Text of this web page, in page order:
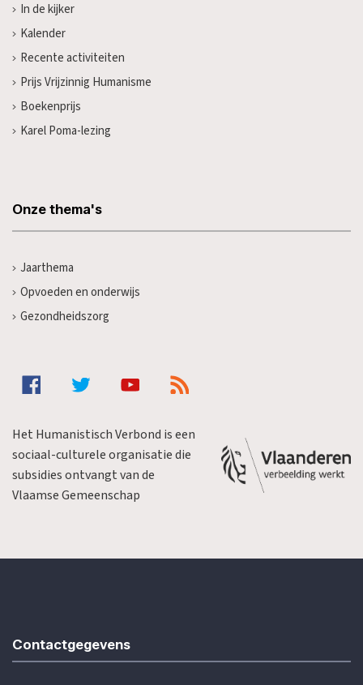
In de kijker
Kalender
Recente activiteiten
Prijs Vrijzinnig Humanisme
Boekenprijs
Karel Poma-lezing
Onze thema's
Jaarthema
Opvoeden en onderwijs
Gezondheidszorg
Het Humanistisch Verbond is een
sociaal-culturele organisatie die
subsidies ontvangt van de
Vlaamse Gemeenschap
Contactgegevens